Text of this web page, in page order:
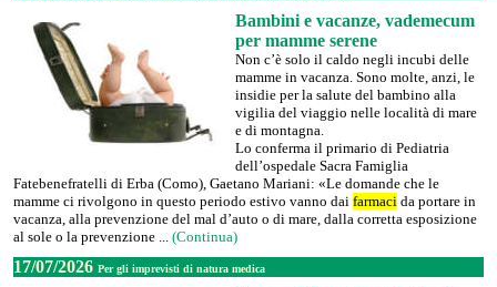
Bambini e vacanze, vademecum
per mamme serene
Non c’è solo il caldo negli incubi delle
mamme in vacanza. Sono molte, anzi, le
insidie per la salute del bambino alla
vigilia del viaggio nelle località di mare
e di montagna.
Lo conferma il primario di Pediatria
dell’ospedale Sacra Famiglia
Fatebenefratelli di Erba (Como), Gaetano Mariani: «Le domande che le
mamme ci rivolgono in questo periodo estivo vanno dai farmaci da portare in
vacanza, alla prevenzione del mal d’auto o di mare, dalla corretta esposizione
al sole o la prevenzione ... (Continua)
17/07/2026 Per gli imprevisti di natura medica